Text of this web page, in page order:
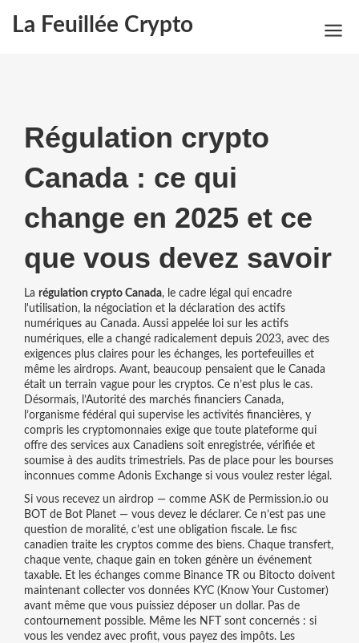
La Feuillée Crypto
Régulation crypto
Canada : ce qui
change en 2025 et ce
que vous devez savoir
La régulation crypto Canada, le cadre légal qui encadre
l'utilisation, la négociation et la déclaration des actifs
numériques au Canada. Aussi appelée loi sur les actifs
numériques, elle a changé radicalement depuis 2023, avec des
exigences plus claires pour les échanges, les portefeuilles et
même les airdrops.Avant, beaucoup pensaient que le Canada
était un terrain vague pour les cryptos. Ce n’est plus le cas.
Désormais, l’Autorité des marchés financiers Canada,
l’organisme fédéral qui supervise les activités financières, y
compris les cryptomonnaiesexige que toute plateforme qui
offre des services aux Canadiens soit enregistrée, vérifiée et
soumise à des audits trimestriels. Pas de place pour les bourses
inconnues comme Adonis Exchange si vous voulez rester légal.
Si vous recevez un airdrop — comme ASK de Permission.io ou
BOT de Bot Planet — vous devez le déclarer. Ce n’est pas une
question de moralité, c’est une obligation fiscale. Le fisc
canadien traite les cryptos comme des biens. Chaque transfert,
chaque vente, chaque gain en token génère un événement
taxable. Et les échanges comme Binance TR ou Bitocto doivent
maintenant collecter vos données KYC (Know Your Customer)
avant même que vous puissiez déposer un dollar. Pas de
contournement possible. Même les NFT sont concernés : si
vous les vendez avec profit, vous payez des impôts. Les